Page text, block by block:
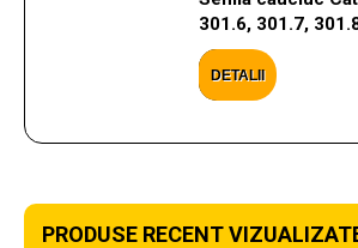
301.6, 301.7,
DETALII
PRODUSE RECENT